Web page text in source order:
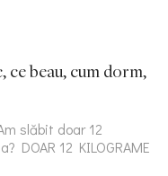
beau, cum dorm,
slăbit doar 12
DOAR 12 KILOGRAME